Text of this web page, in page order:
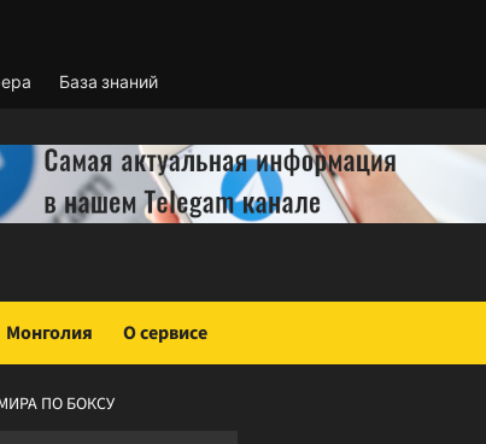
База знаний
Монголия О сервисе
ПО БОКСУ